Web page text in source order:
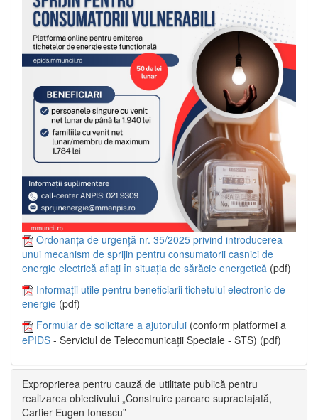
Ordonanța de urgență nr. 35/2025 privind introducerea
unui mecanism de sprijin pentru consumatorii casnici de
energie electrică aflați în situația de sărăcie energetică (pdf)
Informații utile pentru beneficiarii tichetului electronic de
energie (pdf)
Formular de solicitare a ajutorului (conform platformei a
ePIDS - Serviciul de Telecomunicații Speciale - STS) (pdf)
Exproprierea pentru cauză de utilitate publică pentru
realizarea obiectivului „Construire parcare supraetajată,
Cartier Eugen Ionescu”